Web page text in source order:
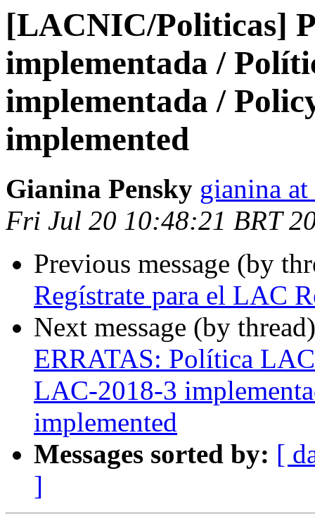
[LACNIC/Politicas]
implementada /
implementada /
implemented
Gianina Pensky gianina
Fri Jul 20 10:48:21 BRT
Previous message (by
Regístrate para el LAC
Next message (by
ERRATAS: Política
LAC-2018-3
implemented
Messages sorted by: [
]